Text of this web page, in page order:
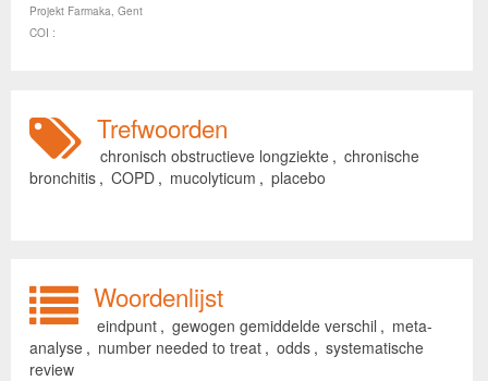
Projekt Farmaka, Gent
COI :
Trefwoorden
chronisch obstructieve longziekte , chronische
bronchitis , COPD , mucolyticum , placebo
Woordenlijst
eindpunt , gewogen gemiddelde verschil , meta-
analyse , number needed to treat , odds , systematische
review